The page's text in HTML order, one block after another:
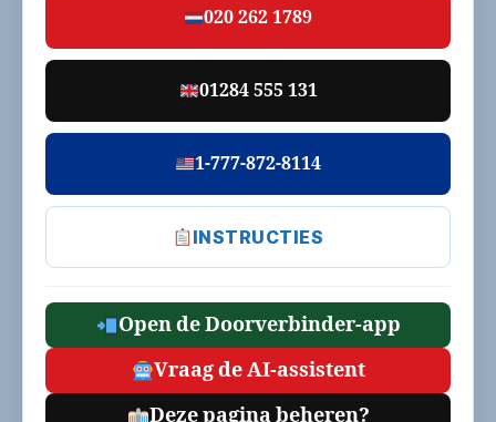
020 262 1789
01284 555 131
1-777-872-8114
INSTRUCTIES
Open de Doorverbinder-app
Vraag de AI-assistent
Deze pagina beheren?